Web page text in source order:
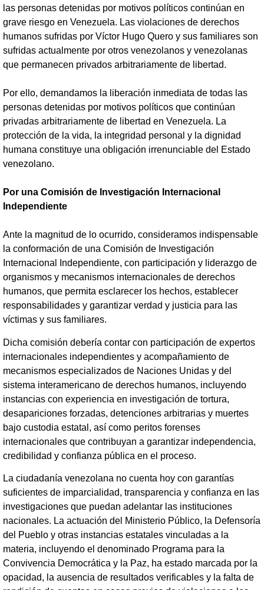
las personas detenidas por motivos políticos continúan en
grave riesgo en Venezuela. Las violaciones de derechos
humanos sufridas por Víctor Hugo Quero y sus familiares son
sufridas actualmente por otros venezolanos y venezolanas
que permanecen privados arbitrariamente de libertad.
Por ello, demandamos la liberación inmediata de todas las
personas detenidas por motivos políticos que continúan
privadas arbitrariamente de libertad en Venezuela. La
protección de la vida, la integridad personal y la dignidad
humana constituye una obligación irrenunciable del Estado
venezolano.
Por una Comisión de Investigación Internacional
Independiente
Ante la magnitud de lo ocurrido, consideramos indispensable
la conformación de una Comisión de Investigación
Internacional Independiente, con participación y liderazgo de
organismos y mecanismos internacionales de derechos
humanos, que permita esclarecer los hechos, establecer
responsabilidades y garantizar verdad y justicia para las
víctimas y sus familiares.
Dicha comisión debería contar con participación de expertos
internacionales independientes y acompañamiento de
mecanismos especializados de Naciones Unidas y del
sistema interamericano de derechos humanos, incluyendo
instancias con experiencia en investigación de tortura,
desapariciones forzadas, detenciones arbitrarias y muertes
bajo custodia estatal, así como peritos forenses
internacionales que contribuyan a garantizar independencia,
credibilidad y confianza pública en el proceso.
La ciudadanía venezolana no cuenta hoy con garantías
suficientes de imparcialidad, transparencia y confianza en las
investigaciones que puedan adelantar las instituciones
nacionales. La actuación del Ministerio Público, la Defensoría
del Pueblo y otras instancias estatales vinculadas a la
materia, incluyendo el denominado Programa para la
Convivencia Democrática y la Paz, ha estado marcada por la
opacidad, la ausencia de resultados verificables y la falta de